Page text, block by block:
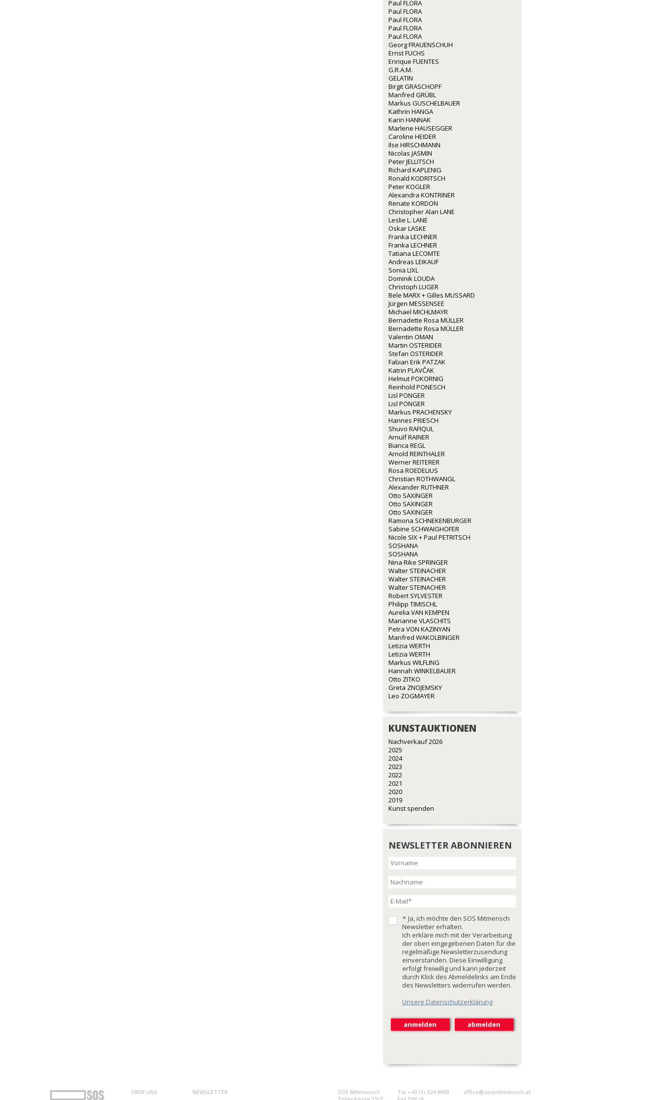
Paul FLORA
Paul FLORA
Paul FLORA
Paul FLORA
Paul FLORA
Georg FRAUENSCHUH
Ernst FUCHS
Enrique FUENTES
G.R.A.M.
GELATIN
Birgit GRASCHOPF
Manfred GRÜBL
Markus GUSCHELBAUER
Kathrin HANGA
Karin HANNAK
Marlene HAUSEGGER
Caroline HEIDER
Ilse HIRSCHMANN
Nicolas JASMIN
Peter JELLITSCH
Richard KAPLENIG
Ronald KODRITSCH
Peter KOGLER
Alexandra KONTRINER
Renate KORDON
Christopher Alan LANE
Leslie L. LANE
Oskar LASKE
Franka LECHNER
Franka LECHNER
Tatiana LECOMTE
Andreas LEIKAUF
Sonia LIXL
Dominik LOUDA
Christoph LUGER
Bele MARX + Gilles MUSSARD
Jürgen MESSENSEE
Michael MICHLMAYR
Bernadette Rosa MÜLLER
Bernadette Rosa MÜLLER
Valentin OMAN
Martin OSTERIDER
Stefan OSTERIDER
Fabian Erik PATZAK
Katrin PLAVČAK
Helmut POKORNIG
Reinhold PONESCH
Lisl PONGER
Lisl PONGER
Markus PRACHENSKY
Hannes PRIESCH
Shuvo RAFIQUL
Arnulf RAINER
Bianca REGL
Arnold REINTHALER
Werner REITERER
Rosa ROEDELIUS
Christian ROTHWANGL
Alexander RUTHNER
Otto SAXINGER
Otto SAXINGER
Otto SAXINGER
Ramona SCHNEKENBURGER
Sabine SCHWAIGHOFER
Nicole SIX + Paul PETRITSCH
SOSHANA
SOSHANA
Nina Rike SPRINGER
Walter STEINACHER
Walter STEINACHER
Walter STEINACHER
Robert SYLVESTER
Philipp TIMISCHL
Aurelia VAN KEMPEN
Marianne VLASCHITS
Petra VON KAZINYAN
Manfred WAKOLBINGER
Letizia WERTH
Letizia WERTH
Markus WILFLING
Hannah WINKELBAUER
Otto ZITKO
Greta ZNOJEMSKY
Leo ZOGMAYER
KUNSTAUKTIONEN
Nachverkauf 2026
2025
2024
2023
2022
2021
2020
2019
Kunst spenden
NEWSLETTER ABONNIEREN
* Ja, ich möchte den SOS Mitmensch
Newsletter erhalten.
Ich erkläre mich mit der Verarbeitung
der oben eingegebenen Daten für die
regelmäßige Newsletterzusendung
einverstanden. Diese Einwilligung
erfolgt freiwillig und kann jederzeit
durch Klick des Abmeldelinks am Ende
des Newsletters widerrufen werden.
Unsere Datenschutzerklärung
ÜBER UNS
NEWSLETTER
SOS Mitmensch
Tel +43 (1) 524 9900
office@sosmitmensch.at